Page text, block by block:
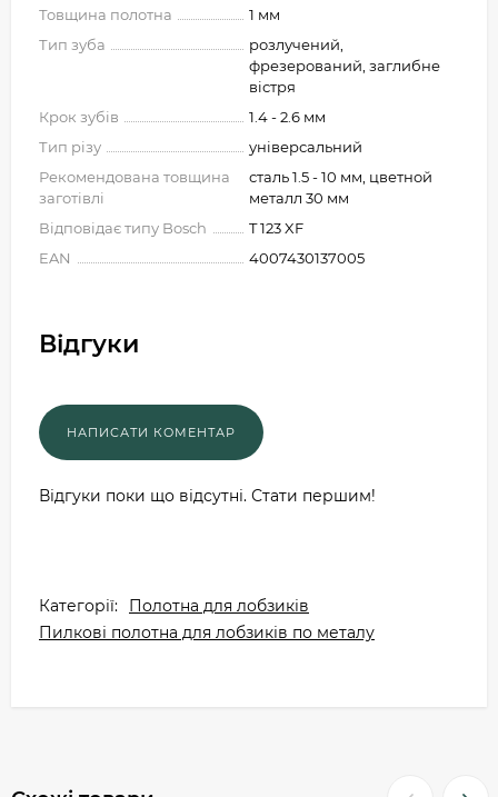
Товщина полотна
1 мм
Тип зуба
розлучений,
фрезерований, заглибне
вістря
Крок зубів
1.4 - 2.6 мм
Тип різу
універсальний
Рекомендована товщина
заготівлі
сталь 1.5 - 10 мм, цветной
металл 30 мм
Відповідає типу Bosch
T 123 XF
EAN
4007430137005
Відгуки
Відгуки поки що відсутні. Стати першим!
Категорії:
Полотна для лобзиків
Пилкові полотна для лобзиків по металу